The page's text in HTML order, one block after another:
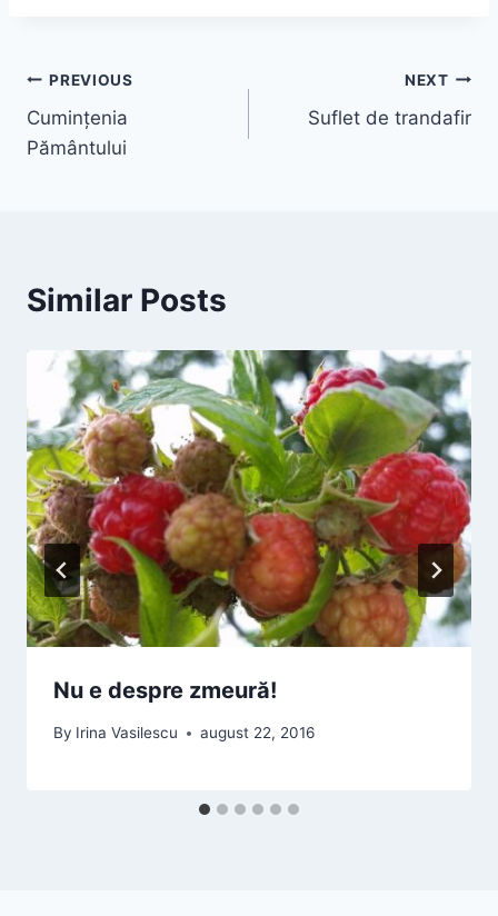
Navigare
în
PREVIOUS
Cumințenia
Pământului
NEXT
Suflet de trandafir
Similar Posts
Nu e despre zmeură!
By Irina Vasilescu august 22, 2016